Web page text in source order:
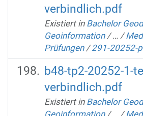
verbindlich.pdf
Existiert in Bachelor
Geoinformation /… /
Prüfungen /291-20252-
b48-tp2-20252-1-
verbindlich.pdf
Existiert in Bachelor
Geoinformation /… /